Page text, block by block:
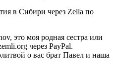
в Сибири через Zella по
это моя родная сестра или
через PayPal.
о вас брат Павел и наша